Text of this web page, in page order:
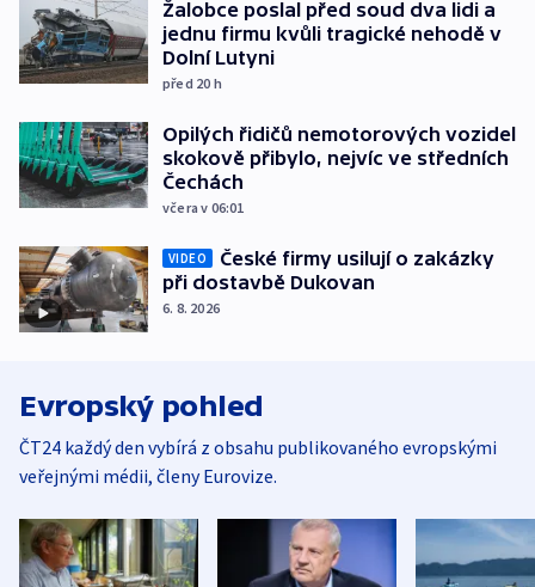
Žalobce poslal před soud dva lidi a
jednu firmu kvůli tragické nehodě v
Dolní Lutyni
před 20 h
Opilých řidičů nemotorových vozidel
skokově přibylo, nejvíc ve středních
Čechách
včera v 06:01
VIDEO
České firmy usilují o zakázky
při dostavbě Dukovan
6. 8. 2026
Evropský pohled
ČT24 každý den vybírá z obsahu publikovaného evropskými
veřejnými médii, členy Eurovize.